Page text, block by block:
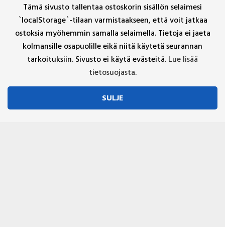
Tämä sivusto tallentaa ostoskorin sisällön selaimesi
`localStorage`-tilaan varmistaakseen, että voit jatkaa
ostoksia myöhemmin samalla selaimella. Tietoja ei jaeta
kolmansille osapuolille eikä niitä käytetä seurannan
tarkoituksiin. Sivusto ei käytä evästeitä.Lue lisää
tietosuojasta.
SULJE